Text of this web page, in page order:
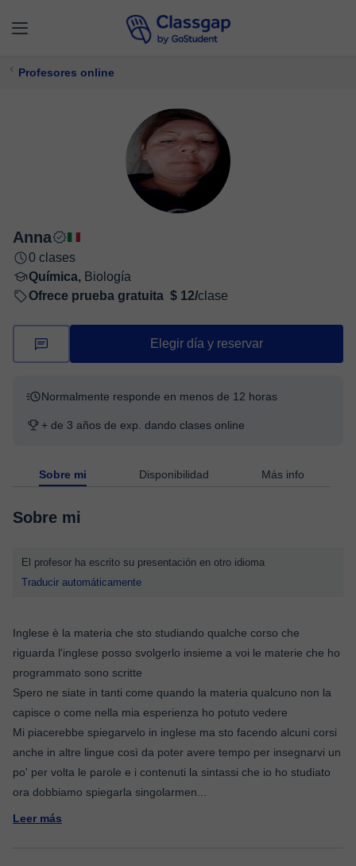
Profesores online
Anna
0 clases
Química, Biología
Ofrece prueba gratuita $ 12/clase
Elegir día y reservar
Normalmente responde en menos de 12 horas
+ de 3 años de exp. dando clases online
Sobre mi Disponibilidad Más info
Sobre mi
El profesor ha escrito su presentación en otro idioma
Traducir automáticamente
Inglese è la materia che sto studiando qualche corso che
riguarda l'inglese posso svolgerlo insieme a voi le materie che ho
programmato sono scritte
Spero ne siate in tanti come quando la materia qualcuno non la
capisce o come nella mia esperienza ho potuto vedere
Mi piacerebbe spiegarvelo in inglese ma sto facendo alcuni corsi
anche in altre lingue così da poter avere tempo per insegnarvi un
po' per volta le parole e i contenuti la sintassi che io ho studiato
ora dobbiamo spiegarla singolarmen
Leer más